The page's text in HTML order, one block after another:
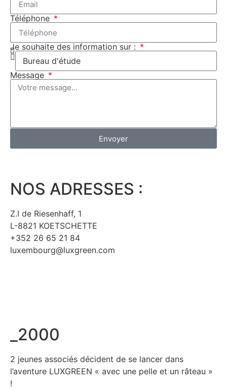
Téléphone
Je souhaite des information sur :
Message
Envoyer
NOS ADRESSES :
Z.I de Riesenhaff, 1
L-8821 KOETSCHETTE
+352 26 65 21 84
luxembourg@luxgreen.com
_2000
2 jeunes associés décident de se lancer dans
l’aventure LUXGREEN « avec une pelle et un râteau »
!